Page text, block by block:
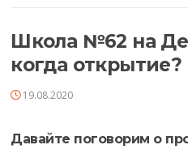
Школа №62 на
когда открытие?
19.08.2020
Давайте поговорим о